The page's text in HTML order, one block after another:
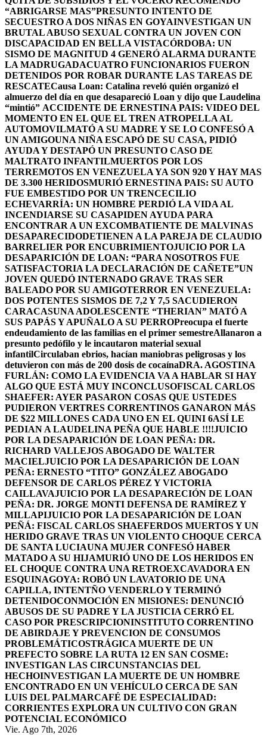
“ABRIGARSE MAS”PRESUNTO INTENTO DE
SECUESTRO A DOS NIÑAS EN GOYAINVESTIGAN UN
BRUTAL ABUSO SEXUAL CONTRA UN JOVEN CON
DISCAPACIDAD EN BELLA VISTACÓRDOBA: UN
SISMO DE MAGNITUD 4 GENERÓ ALARMA DURANTE
LA MADRUGADACUATRO FUNCIONARIOS FUERON
DETENIDOS POR ROBAR DURANTE LAS TAREAS DE
RESCATECausa Loan: Catalina reveló quién organizó el
almuerzo del día en que desapareció Loan y dijo que Laudelina
“mintió” ACCIDENTE DE ERNESTINA PAIS: VIDEO DEL
MOMENTO EN EL QUE EL TREN ATROPELLA AL
AUTOMOVILMATÓ A SU MADRE Y SE LO CONFESÓ A
UN AMIGOUNA NIÑA ESCAPÓ DE SU CASA, PIDIÓ
AYUDA Y DESTAPÓ UN PRESUNTO CASO DE
MALTRATO INFANTILMUERTOS POR LOS
TERREMOTOS EN VENEZUELA YA SON 920 Y HAY MAS
DE 3.300 HERIDOSMURIÓ ERNESTINA PAIS: SU AUTO
FUE EMBESTIDO POR UN TRENCECILIO
ECHEVARRÍA: UN HOMBRE PERDIÓ LA VIDA AL
INCENDIARSE SU CASAPIDEN AYUDA PARA
ENCONTRAR A UN EXCOMBATIENTE DE MALVINAS
DESAPARECIDODETIENEN A LA PAREJA DE CLAUDIO
BARRELIER POR ENCUBRIMIENTOJUICIO POR LA
DESAPARICIÓN DE LOAN: “PARA NOSOTROS FUE
SATISFACTORIA LA DECLARACIÓN DE CAÑETE”UN
JOVEN QUEDÓ INTERNADO GRAVE TRAS SER
BALEADO POR SU AMIGOTERROR EN VENEZUELA:
DOS POTENTES SISMOS DE 7,2 Y 7,5 SACUDIERON
CARACASUNA ADOLESCENTE “THERIAN” MATÓ A
SUS PAPÁS Y APUÑALO A SU PERROPreocupa el fuerte
endeudamiento de las familias en el primer semestreAllanaron a
presunto pedófilo y le incautaron material sexual
infantilCirculaban ebrios, hacían maniobras peligrosas y los
detuvieron con más de 200 dosis de cocaínaDRA. AGOSTINA
FURLÁN: COMO LA EVIDENCIA VA A HABLAR SI HAY
ALGO QUE ESTÁ MUY INCONCLUSOFISCAL CARLOS
SHAEFER: AYER PASARON COSAS QUE USTEDES
PUDIERON VERTRES CORRENTINOS GANARON MÁS
DE $22 MILLONES CADA UNO EN EL QUINI 6ASÍ LE
PEDIAN A LAUDELINA PEÑA QUE HABLE !!!!JUICIO
POR LA DESAPARICIÓN DE LOAN PEÑA: DR.
RICHARD VALLEJOS ABOGADO DE WALTER
MACIELJUICIO POR LA DESAPARICIÓN DE LOAN
PEÑA: ERNESTO “TITO” GONZÁLEZ ABOGADO
DEFENSOR DE CARLOS PÉREZ Y VICTORIA
CAILLAVAJUICIO POR LA DESAPARECIÓN DE LOAN
PEÑA: DR. JORGE MONTI DEFENSA DE RAMÍREZ Y
MILLAPIJUICIO POR LA DESAPARICIÓN DE LOAN
PEÑÁ: FISCAL CARLOS SHAEFERDOS MUERTOS Y UN
HERIDO GRAVE TRAS UN VIOLENTO CHOQUE CERCA
DE SANTA LUCIAUNA MUJER CONFESÓ HABER
MATADO A SU HIJAMURIÓ UNO DE LOS HERIDOS EN
EL CHOQUE CONTRA UNA RETROEXCAVADORA EN
ESQUINAGOYA: ROBÓ UN LAVATORIO DE UNA
CAPILLA, INTENTÑO VENDERLO Y TERMINÓ
DETENIDOCONMOCIÓN EN MISIONES: DENUNCIÓ
ABUSOS DE SU PADRE Y LA JUSTICIA CERRÓ EL
CASO POR PRESCRIPCIONINSTITUTO CORRENTINO
DE ABIRDAJE Y PREVENCION DE CONSUMOS
PROBLEMÁTICOSTRÁGICA MUERTE DE UN
PREFECTO SOBRE LA RUTA 12 EN SAN COSME:
INVESTIGAN LAS CIRCUNSTANCIAS DEL
HECHOINVESTIGAN LA MUERTE DE UN HOMBRE
ENCONTRADO EN UN VEHÍCULO CERCA DE SAN
LUIS DEL PALMARCAFÉ DE ESPECIALIDAD:
CORRIENTES EXPLORA UN CULTIVO CON GRAN
POTENCIAL ECONÓMICO
Vie. Ago 7th, 2026